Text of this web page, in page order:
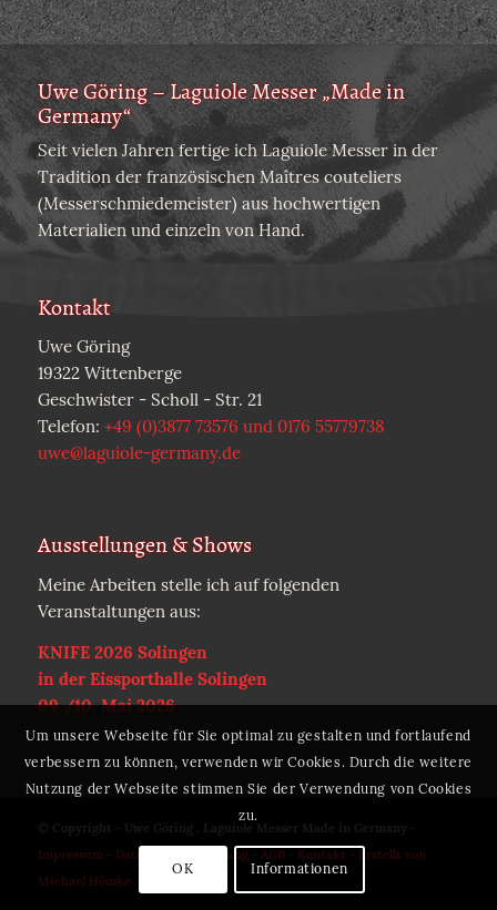
Uwe Göring – Laguiole Messer „Made in
Germany“
Seit vielen Jahren fertige ich Laguiole Messer in der
Tradition der französischen Maîtres couteliers
(Messerschmiedemeister) aus hochwertigen
Materialien und einzeln von Hand.
Kontakt
Uwe Göring
19322 Wittenberge
Geschwister - Scholl - Str. 21
Telefon: +49 (0)3877 73576 und 0176 55779738
uwe@laguiole-germany.de
Ausstellungen & Shows
Meine Arbeiten stelle ich auf folgenden
Veranstaltungen aus:
KNIFE 2026 Solingen
in der Eissporthalle Solingen
09./10. Mai 2026
© Copyright - Uwe Göring . Laguiole Messer Made in Germany -
Impressum- Datenschutzerklärung- AGB- Kontakt
Erstellt von
Michael Hömke
Um unsere Webseite für Sie optimal zu gestalten und fortlaufend
verbessern zu können, verwenden wir Cookies. Durch die weitere
Nutzung der Webseite stimmen Sie der Verwendung von Cookies
zu.
OK Informationen